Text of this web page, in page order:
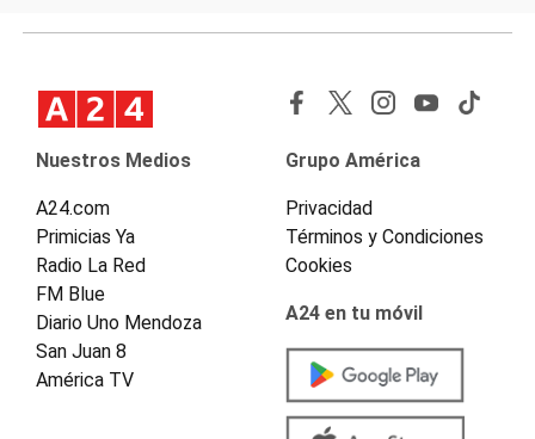
Nuestros Medios
A24.com
Primicias Ya
Radio La Red
FM Blue
Diario Uno Mendoza
San Juan 8
América TV
Grupo América
Privacidad
Términos y Condiciones
Cookies
A24 en tu móvil